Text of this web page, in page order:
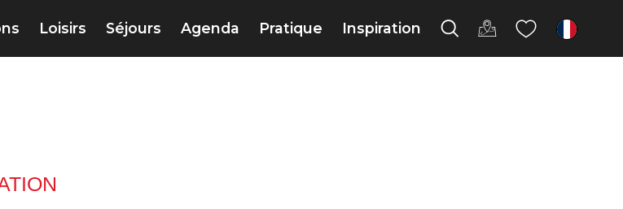
Loisirs Séjours Agenda Pratique Inspiration fr